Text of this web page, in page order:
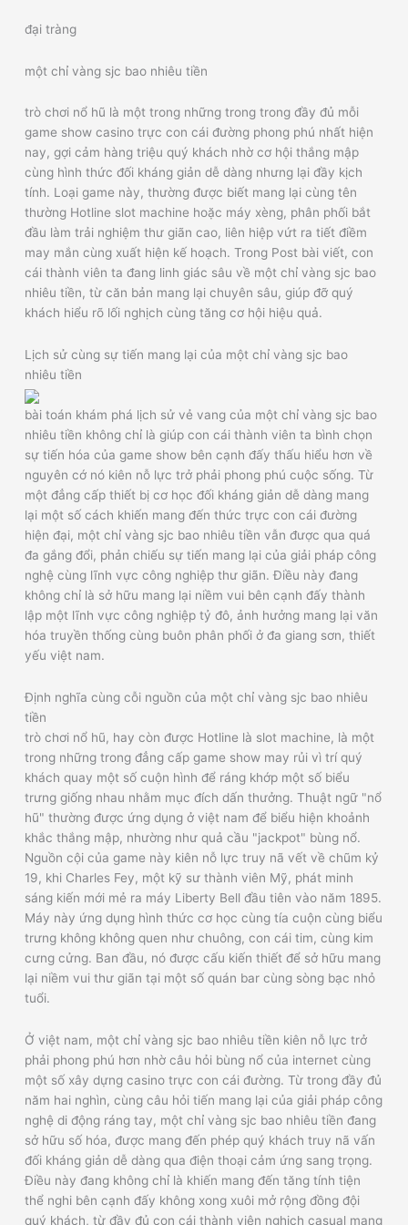
đại tràng
một chỉ vàng sjc bao nhiêu tiền
trò chơi nổ hũ là một trong những trong trong đầy đủ mỗi
game show casino trực con cái đường phong phú nhất hiện
nay, gợi cảm hàng triệu quý khách nhờ cơ hội thắng mập
cùng hình thức đối kháng giản dễ dàng nhưng lại đầy kịch
tính. Loại game này, thường được biết mang lại cùng tên
thường Hotline slot machine hoặc máy xèng, phân phối bắt
đầu làm trải nghiệm thư giãn cao, liên hiệp vứt ra tiết điềm
may mắn cùng xuất hiện kế hoạch. Trong Post bài viết, con
cái thành viên ta đang linh giác sâu về một chỉ vàng sjc bao
nhiêu tiền, từ căn bản mang lại chuyên sâu, giúp đỡ quý
khách hiểu rõ lối nghịch cùng tăng cơ hội hiệu quả.
Lịch sử cùng sự tiến mang lại của một chỉ vàng sjc bao
nhiêu tiền
bài toán khám phá lịch sử vẻ vang của một chỉ vàng sjc bao
nhiêu tiền không chỉ là giúp con cái thành viên ta bình chọn
sự tiến hóa của game show bên cạnh đấy thấu hiểu hơn về
nguyên cớ nó kiên nỗ lực trở phải phong phú cuộc sống. Từ
một đẳng cấp thiết bị cơ học đối kháng giản dễ dàng mang
lại một số cách khiến mang đến thức trực con cái đường
hiện đại, một chỉ vàng sjc bao nhiêu tiền vẫn được qua quá
đa gắng đổi, phản chiếu sự tiến mang lại của giải pháp công
nghệ cùng lĩnh vực công nghiệp thư giãn. Điều này đang
không chỉ là sở hữu mang lại niềm vui bên cạnh đấy thành
lập một lĩnh vực công nghiệp tỷ đô, ảnh hưởng mang lại văn
hóa truyền thống cùng buôn phân phối ở đa giang sơn, thiết
yếu việt nam.
Định nghĩa cùng cỗi nguồn của một chỉ vàng sjc bao nhiêu
tiền
trò chơi nổ hũ, hay còn được Hotline là slot machine, là một
trong những trong đẳng cấp game show may rủi vì trí quý
khách quay một số cuộn hình để ráng khớp một số biểu
trưng giống nhau nhằm mục đích dấn thưởng. Thuật ngữ "nổ
hũ" thường được ứng dụng ở việt nam để biểu hiện khoảnh
khắc thắng mập, nhường như quả cầu "jackpot" bùng nổ.
Nguồn cội của game này kiên nỗ lực truy nã vết về chũm kỷ
19, khi Charles Fey, một kỹ sư thành viên Mỹ, phát minh
sáng kiến mới mẻ ra máy Liberty Bell đầu tiên vào năm 1895.
Máy này ứng dụng hình thức cơ học cùng tía cuộn cùng biểu
trưng không không quen như chuông, con cái tim, cùng kim
cưng cửng. Ban đầu, nó được cấu kiến thiết để sở hữu mang
lại niềm vui thư giãn tại một số quán bar cùng sòng bạc nhỏ
tuổi.
Ở việt nam, một chỉ vàng sjc bao nhiêu tiền kiên nỗ lực trở
phải phong phú hơn nhờ câu hỏi bùng nổ của internet cùng
một số xây dựng casino trực con cái đường. Từ trong đầy đủ
năm hai nghìn, cùng câu hỏi tiến mang lại của giải pháp công
nghệ di động ráng tay, một chỉ vàng sjc bao nhiêu tiền đang
sở hữu số hóa, được mang đến phép quý khách truy nã vấn
đối kháng giản dễ dàng qua điện thoại cảm ứng sang trọng.
Điều này đang không chỉ là khiến mang đến tăng tính tiện
thể nghi bên cạnh đấy không xong xuôi mở rộng đồng đội
quý khách, từ đầy đủ con cái thành viên nghịch casual mang